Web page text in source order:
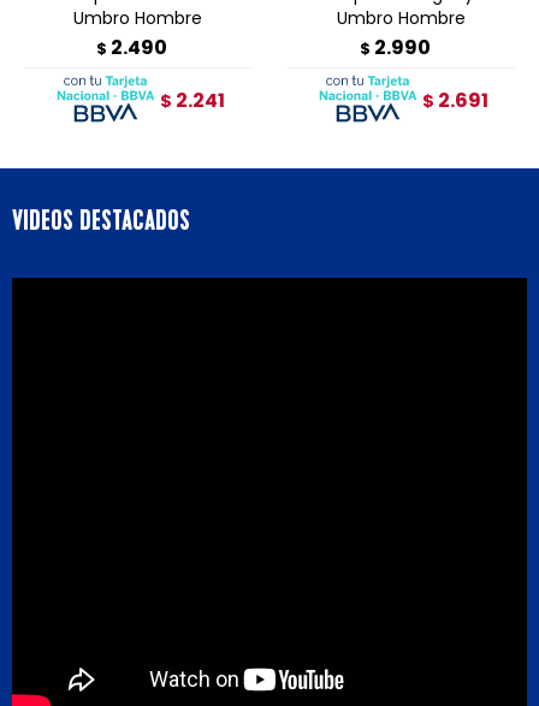
Umbro Hombre
$ 2.490
$ 2.241
Umbro Hombre
$ 2.990
$ 2.691
VIDEOS DESTACADOS